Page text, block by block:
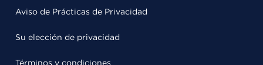
Aviso de Prácticas de Privacidad
Su elección de privacidad
Términos y condiciones